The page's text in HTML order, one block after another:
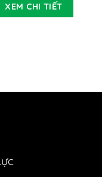
XEM CHI TIẾT